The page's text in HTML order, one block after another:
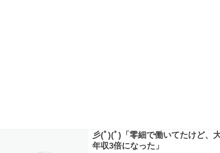
彡(ﾟ)(ﾟ)「零細で働いてたけど、
年収3倍になった」